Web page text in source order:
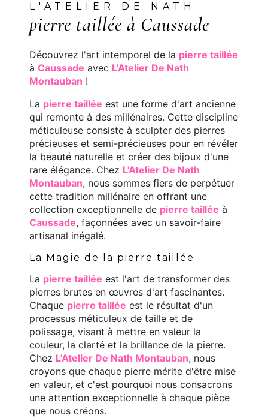
L'ATELIER DE NATH
pierre taillée à Caussade
Découvrez l'art intemporel de la pierre taillée
à Caussade avec L'Atelier De Nath
Montauban !
La pierre taillée est une forme d'art ancienne
qui remonte à des millénaires. Cette discipline
méticuleuse consiste à sculpter des pierres
précieuses et semi-précieuses pour en révéler
la beauté naturelle et créer des bijoux d'une
rare élégance. Chez L'Atelier De Nath
Montauban, nous sommes fiers de perpétuer
cette tradition millénaire en offrant une
collection exceptionnelle de pierre taillée à
Caussade, façonnées avec un savoir-faire
artisanal inégalé.
La Magie de la pierre taillée
La pierre taillée est l'art de transformer des
pierres brutes en œuvres d'art fascinantes.
Chaque pierre taillée est le résultat d'un
processus méticuleux de taille et de
polissage, visant à mettre en valeur la
couleur, la clarté et la brillance de la pierre.
Chez L'Atelier De Nath Montauban, nous
croyons que chaque pierre mérite d'être mise
en valeur, et c'est pourquoi nous consacrons
une attention exceptionnelle à chaque pièce
que nous créons.